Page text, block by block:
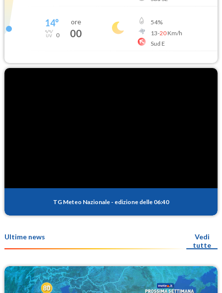
14°
0
ore
00
54%
13-20Km/h
Sud E
TG Meteo Nazionale - edizione delle 06:40
Ultime news
Vedi
tutte